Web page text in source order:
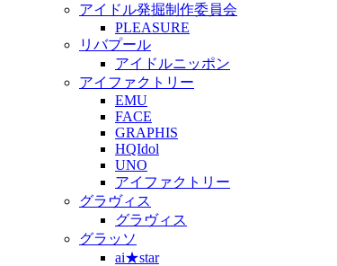
アイドル発掘制作委員会
PLEASURE
リバプール
アイドルニッポン
アイファクトリー
EMU
FACE
GRAPHIS
HQIdol
UNO
アイファクトリー
グラヴィス
グラヴィス
グラッソ
ai★star